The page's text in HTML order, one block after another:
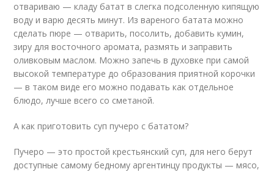
отвариваю — кладу батат в слегка подсоленную кипящую
воду и варю десять минут. Из вареного батата можно
сделать пюре — отварить, посолить, добавить кумин,
зиру для восточного аромата, размять и заправить
оливковым маслом. Можно запечь в духовке при самой
высокой температуре до образования приятной корочки
— в таком виде его можно подавать как отдельное
блюдо, лучше всего со сметаной.
А как приготовить суп пучеро с бататом?
Пучеро — это простой крестьянский суп, для него берут
доступные самому бедному аргентинцу продукты — мясо,